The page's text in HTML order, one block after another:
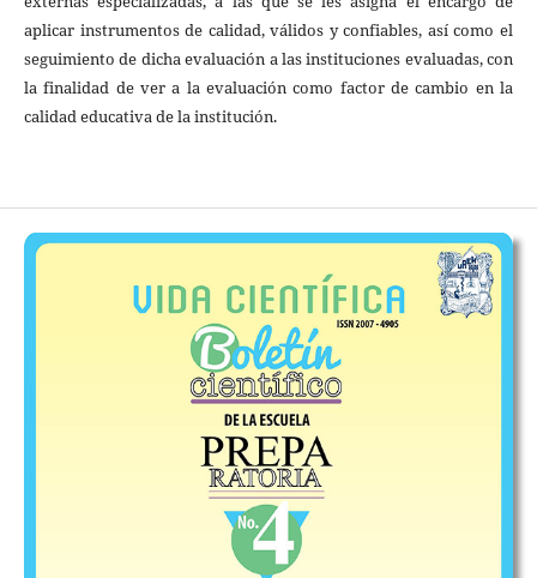
aplicar instrumentos de calidad, válidos y confiables, así como el
seguimiento de dicha evaluación a las instituciones evaluadas, con
la finalidad de ver a la evaluación como factor de cambio en la
calidad educativa de la institución.